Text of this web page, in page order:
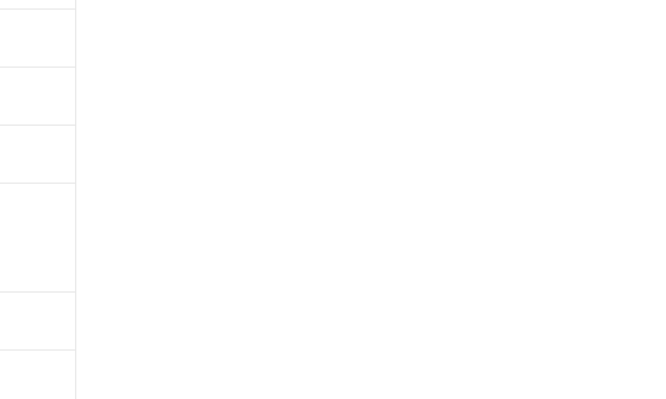
な商品です。
予定のある商品です。
品を出す予定はありません。
。
合などやむを得ず変更すること